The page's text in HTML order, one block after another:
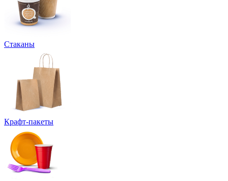
Стаканы
Крафт-пакеты